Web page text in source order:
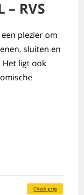
RVS
plezier om
sluiten en
Het ligt ook
Check prijs